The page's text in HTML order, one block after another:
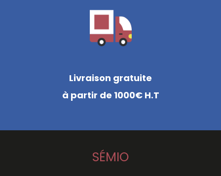
Livraison gratuite
à partir de 1000€ H.T
SÉMIO